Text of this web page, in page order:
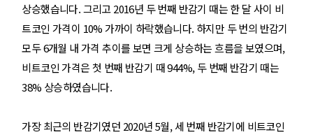
상승했습니다. 그리고 2016년 두 번째 반감기 때는 한 달 사이 비
트코인 가격이 10% 가까이 하락했습니다. 하지만 두 번의 반감기
모두 6개월 내 가격 추이를 보면 크게 상승하는 흐름을 보였으며,
비트코인 가격은 첫 번째 반감기 때 944%, 두 번째 반감기 때는
38% 상승하였습니다.
가장 최근의 반감기였던 2020년 5월, 세 번째 반감기에 비트코인